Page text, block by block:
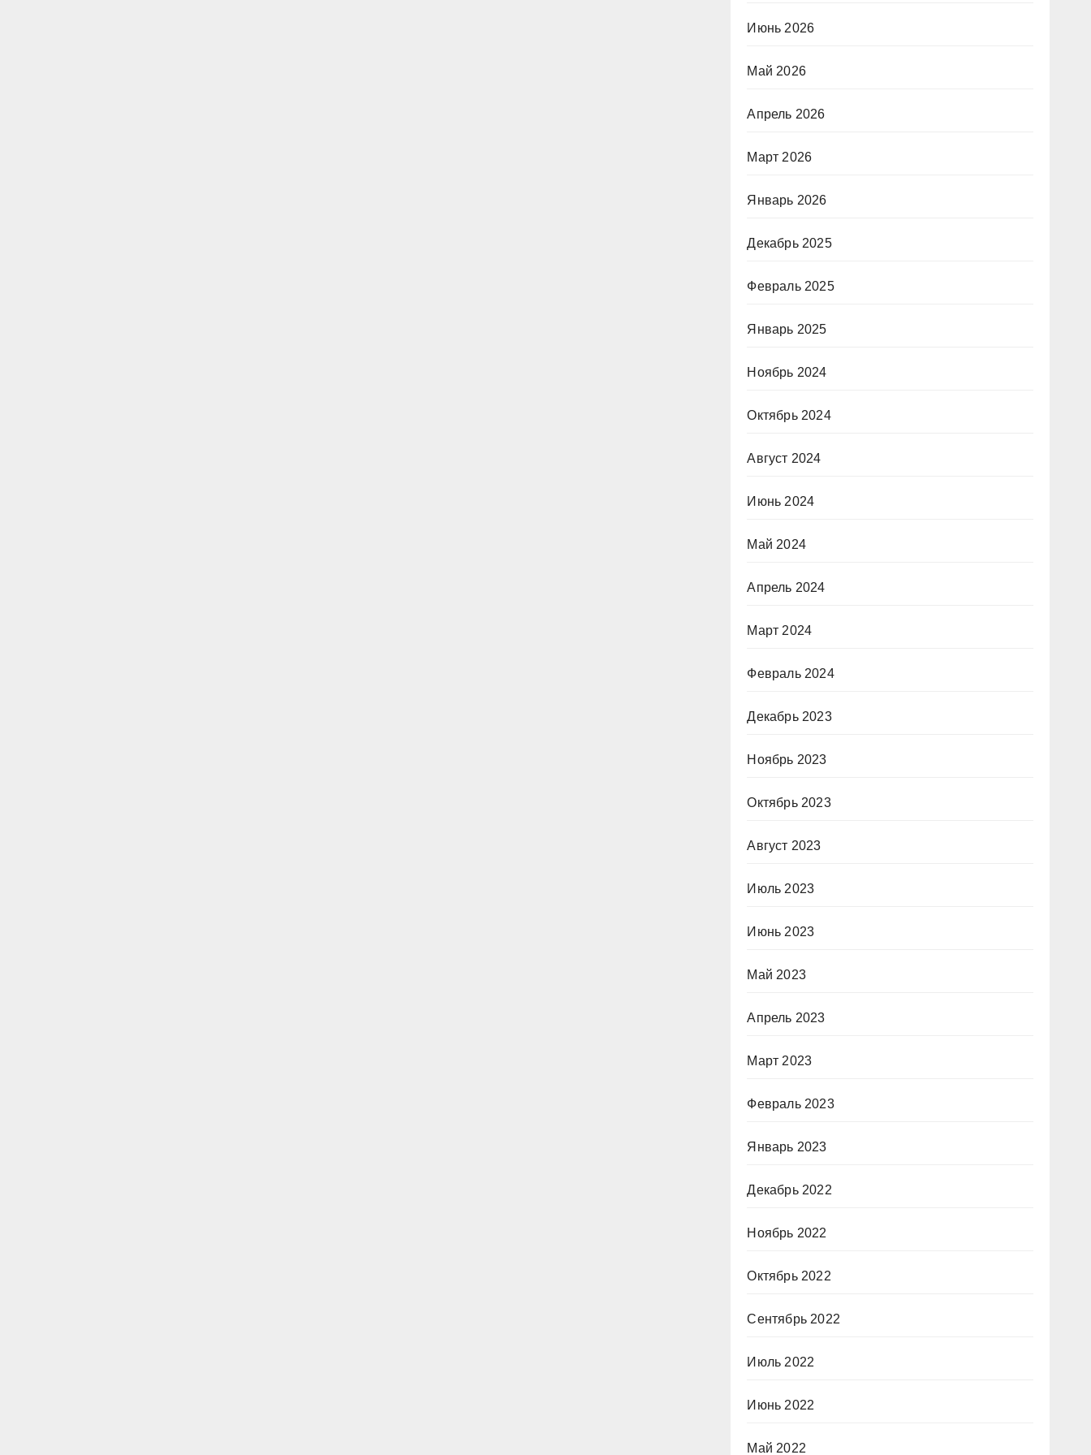
Июнь 2026
Май 2026
Апрель 2026
Март 2026
Январь 2026
Декабрь 2025
Февраль 2025
Январь 2025
Ноябрь 2024
Октябрь 2024
Август 2024
Июнь 2024
Май 2024
Апрель 2024
Март 2024
Февраль 2024
Декабрь 2023
Ноябрь 2023
Октябрь 2023
Август 2023
Июль 2023
Июнь 2023
Май 2023
Апрель 2023
Март 2023
Февраль 2023
Январь 2023
Декабрь 2022
Ноябрь 2022
Октябрь 2022
Сентябрь 2022
Июль 2022
Июнь 2022
Май 2022